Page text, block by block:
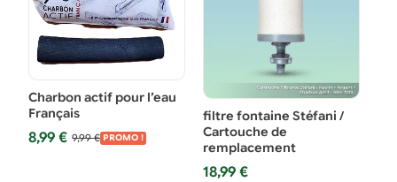
Charbon actif pour l’eau
Français
9,99€
Le
8,99€
Le
PROMO !
filtre fontaine Stéfani /
Cartouche de
remplacement
18,99 €